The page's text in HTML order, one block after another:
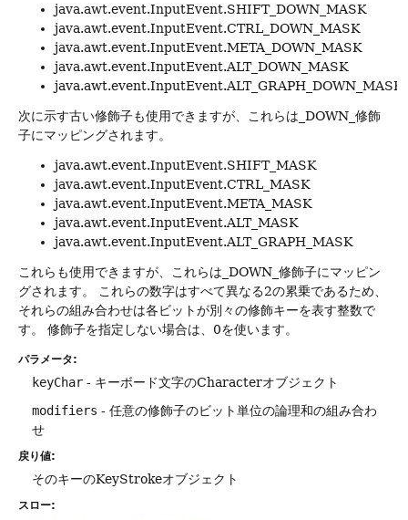
java.awt.event.InputEvent.SHIFT_DOWN_MASK
java.awt.event.InputEvent.CTRL_DOWN_MASK
java.awt.event.InputEvent.META_DOWN_MASK
java.awt.event.InputEvent.ALT_DOWN_MASK
java.awt.event.InputEvent.ALT_GRAPH_DOWN_MASK
次に示す古い修飾子も使用できますが、これらは_DOWN_修飾
子にマッピングされます。
java.awt.event.InputEvent.SHIFT_MASK
java.awt.event.InputEvent.CTRL_MASK
java.awt.event.InputEvent.META_MASK
java.awt.event.InputEvent.ALT_MASK
java.awt.event.InputEvent.ALT_GRAPH_MASK
これらも使用できますが、これらは_DOWN_修飾子にマッピン
グされます。
これらの数字はすべて異なる2の累乗であるため、
それらの組み合わせは各ビットが別々の修飾キーを表す整数で
す。
修飾子を指定しない場合は、0を使います。
パラメータ:
keyChar - キーボード文字のCharacterオブジェクト
modifiers - 任意の修飾子のビット単位の論理和の組み合わ
せ
戻り値:
そのキーのKeyStrokeオブジェクト
スロー: